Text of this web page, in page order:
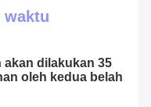
waktu
akan dilakukan 35
oleh kedua belah